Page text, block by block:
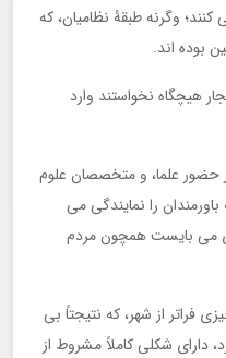
وگرنه طبقۀ نظامیان، که
بوده اند.
هیچگاه نخواستند وارد
حضور علما، و متخصصان علوم
را نمایندگی می
ای می بایست همچون مردم
از شهر، که نتیجتاً بی
دارای شکلی کاملاً مشروط از